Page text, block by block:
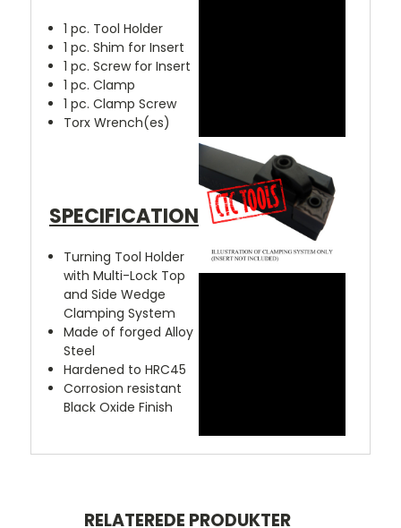
1 pc. Tool Holder
1 pc. Shim for Insert
1 pc. Screw for Insert
1 pc. Clamp
1 pc. Clamp Screw
Torx Wrench(es)
SPECIFICATION
Turning Tool Holder
with Multi-Lock Top
and Side Wedge
Clamping System
Made of forged Alloy
Steel
Hardened to HRC45
Corrosion resistant
Black Oxide Finish
RELATEREDE PRODUKTER